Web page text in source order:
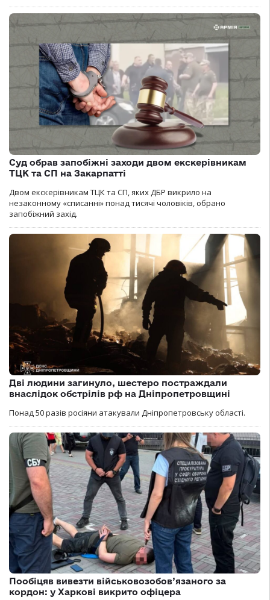
Суд обрав запобіжні заходи двом екскерівникам
ТЦК та СП на Закарпатті
Двом екскерівникам ТЦК та СП, яких ДБР викрило на
незаконному «списанні» понад тисячі чоловіків, обрано
запобіжний захід.
Дві людини загинуло, шестеро постраждали
внаслідок обстрілів рф на Дніпропетровщині
Понад 50 разів росіяни атакували Дніпропетровську області.
Пообіцяв вивезти військовозобов’язаного за
кордон: у Харкові викрито офіцера